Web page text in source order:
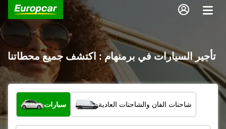
تأجير السيارات في برمنهام : اكتشف جميع محطاتنا
ما نوع المركبة؟
سيارات شاحنات الفان والشاحنات العادية